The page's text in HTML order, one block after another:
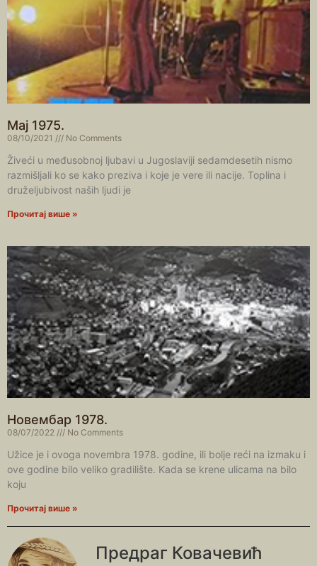
Мај 1975.
08/10/2021 No Comments
Živeći u međusobnoj ljubavi u Jugoslaviji sedamdesetih nismo
razmišljali ko se kako preziva i koje je vere ili nacije. Toplina i
druželjubivost naših ljudi je
Прочитај више »
Новембар 1978.
08/07/2022 No Comments
Užice je i ovoga novembra 1978. godine, ili bolje reći na izmaku i
ove godine bilo veliko gradilište. Kada se krene ulicama na bilo
koju
Прочитај више »
Предраг Ковачевић